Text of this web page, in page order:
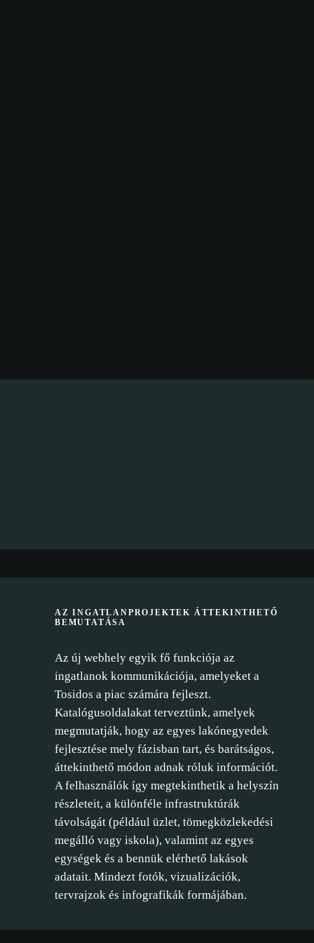
AZ INGATLANPROJEKTEK ÁTTEKINTHETŐ
BEMUTATÁSA
Az új webhely egyik fő funkciója az
ingatlanok kommunikációja, amelyeket a
Tosidos a piac számára fejleszt.
Katalógusoldalakat terveztünk, amelyek
megmutatják, hogy az egyes lakónegyedek
fejlesztése mely fázisban tart, és barátságos,
áttekinthető módon adnak róluk információt.
A felhasználók így megtekinthetik a helyszín
részleteit, a különféle infrastruktúrák
távolságát (például üzlet, tömegközlekedési
megálló vagy iskola), valamint az egyes
egységek és a bennük elérhető lakások
adatait. Mindezt fotók, vizualizációk,
tervrajzok és infografikák formájában.